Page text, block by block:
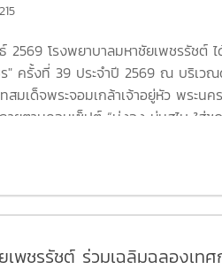
รั้งนี้
ชรรัชต์ ห่วงใย ใส่ใจในสุขภาพ
ประจำปี 2569
โรงพยาบาลมหาชัยเพชรรัชต์
" ครั้งที่ 39 ประจำปี 2569 ณ บริเว
สมเด็จพระจอมเกล้าเจ้าอยู่หัว พระ
ายตามคอนเซ็ปต์ “นุ่งจง ห่มสไบ ใส่ชุ
เพชรรัชต์ ร่วมเฉลิมฉลองเ